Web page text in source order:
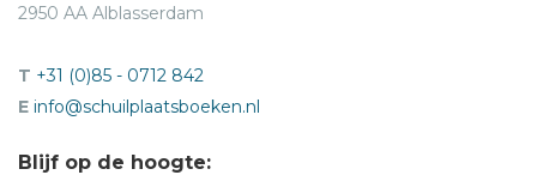
2950 AA Alblasserdam
T +31 (0)85 - 0712 842
E info@schuilplaatsboeken.nl
Blijf op de hoogte: